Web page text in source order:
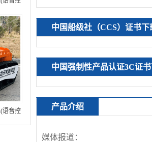
（第8
语音控
跟踪
中国船级社（CCS）证书下
中国强制性产品认证3C证
产品介绍
媒体报道：